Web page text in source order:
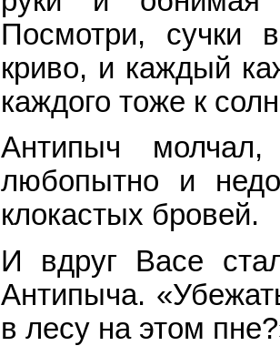
Посмотри, сучки
криво, и каждый
каждого тоже к
Антипыч
любопытно и
клокастых бровей.
И вдруг Васе
Антипыча.
в лесу на этом